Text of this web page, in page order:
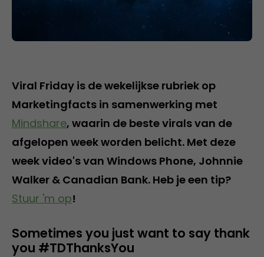
Viral Friday is de wekelijkse rubriek op
Marketingfacts in samenwerking met
Mindshare, waarin de beste virals van de
afgelopen week worden belicht. Met deze
week video's van Windows Phone, Johnnie
Walker & Canadian Bank. Heb je een tip?
Stuur 'm op!
Sometimes you just want to say thank
you #TDThanksYou